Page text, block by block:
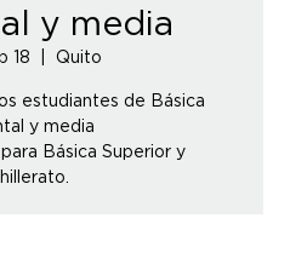
y media
18 Quito
estudiantes de Básica
y media
Básica Superior y